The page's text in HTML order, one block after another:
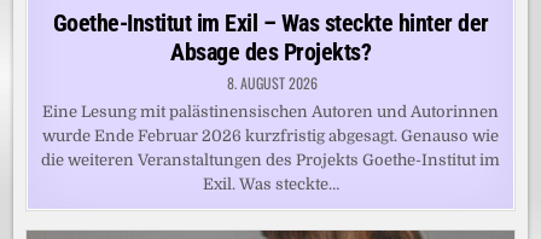
in
Goethe-Institut im Exil – Was steckte hinter der
Absage des Projekts?
8. AUGUST 2026
Eine Lesung mit palästinensischen Autoren und Autorinnen
wurde Ende Februar 2026 kurzfristig abgesagt. Genauso wie
die weiteren Veranstaltungen des Projekts Goethe-Institut im
Exil. Was steckte…